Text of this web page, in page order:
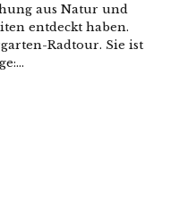
aus Natur und
entdeckt haben.
Radtour. Sie ist